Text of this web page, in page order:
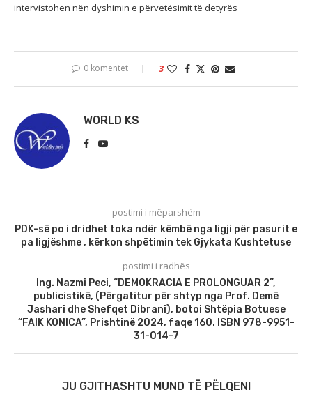
intervistohen nën dyshimin e përvetësimit të detyrës
0 komentet 3
WORLD KS
postimi i mëparshëm
PDK-së po i dridhet toka ndër këmbë nga ligji për pasurit e
pa ligjëshme , kërkon shpëtimin tek Gjykata Kushtetuse
postimi i radhës
Ing. Nazmi Peci, “DEMOKRACIA E PROLONGUAR 2”,
publicistikë, (Përgatitur për shtyp nga Prof. Demë
Jashari dhe Shefqet Dibrani), botoi Shtëpia Botuese
“FAIK KONICA”, Prishtinë 2024, faqe 160. ISBN 978-9951-
31-014-7
JU GJITHASHTU MUND TË PËLQENI